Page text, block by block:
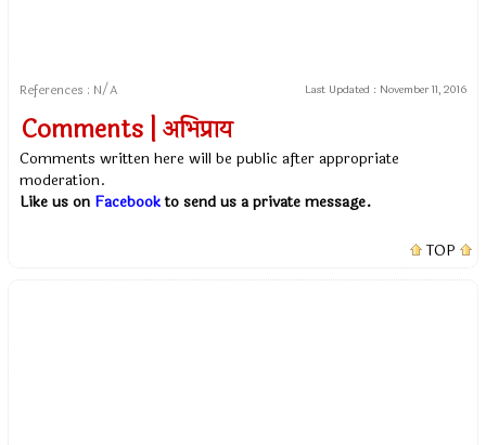
References : N/A Last Updated : November 11, 2016
Comments | अभिप्राय
Comments written here will be public after appropriate
moderation.
Like us on Facebookto send us a private message.
TOP